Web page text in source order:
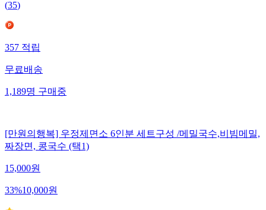
(35)
357 적립
무료배송
1,189명 구매중
[만원의행복] 우정제면소 6인분 세트구성 /메밀국수,비빔메밀,
짜장면, 콩국수 (택1)
15,000원
33%10,000원